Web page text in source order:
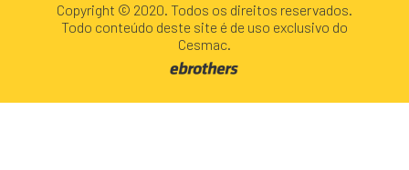
Copyright © 2020. Todos os direitos reservados.
Todo conteúdo deste site é de uso exclusivo do
Cesmac.